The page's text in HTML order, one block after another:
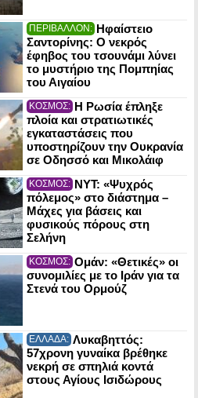
ΠΕΡΙΒΑΛΛΟΝ: Ηφαίστειο
Σαντορίνης: Ο νεκρός
έφηβος του τσουνάμι λύνει
το μυστήριο της Πομπηίας
του Αιγαίου
ΚΟΣΜΟΣ: Η Ρωσία έπληξε
πλοία και στρατιωτικές
εγκαταστάσεις που
υποστηρίζουν την Ουκρανία
σε Οδησσό και Μικολάιφ
ΚΟΣΜΟΣ: NYT: «Ψυχρός
πόλεμος» στο διάστημα –
Μάχες για βάσεις και
φυσικούς πόρους στη
Σελήνη
ΚΟΣΜΟΣ: Ομάν: «Θετικές» οι
συνομιλίες με το Ιράν για τα
Στενά του Ορμούζ
ΕΛΛΑΔΑ: Λυκαβηττός:
57χρονη γυναίκα βρέθηκε
νεκρή σε σπηλιά κοντά
στους Αγίους Ισιδώρους